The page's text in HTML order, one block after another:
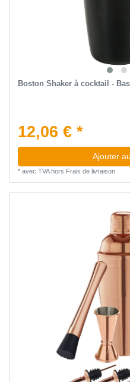
Boston Shaker à cocktail -
12,06 € *
Ajouter
* avec TVAhors Frais de livraison